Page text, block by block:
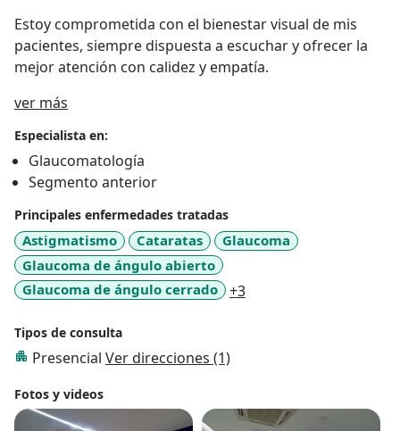
Estoy comprometida con el bienestar visual de mis
pacientes, siempre dispuesta a escuchar y ofrecer la
mejor atención con calidez y empatía.
ver más
Especialista en:
Glaucomatología
Segmento anterior
Principales enfermedades tratadas
Astigmatismo Cataratas
Glaucoma
Glaucoma de ángulo abierto
Glaucoma de ángulo cerrado
+3
Tipos de consulta
Presencial Ver direcciones (1)
Fotos y videos